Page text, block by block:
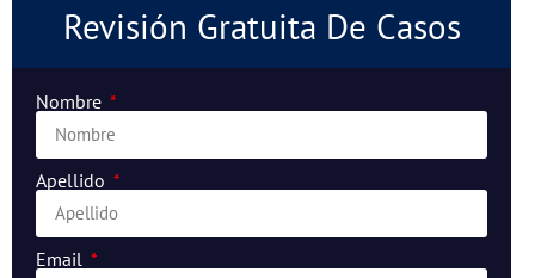
Revisión Gratuita De Casos
Nombre
Apellido
Email